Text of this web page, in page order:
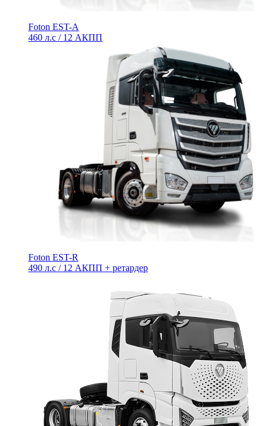
Foton EST-A
460 л.с / 12 АКПП
Foton EST-R
490 л.с / 12 АКПП + ретардер